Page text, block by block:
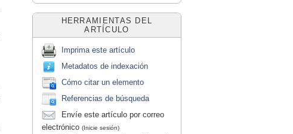
HERRAMIENTAS DEL
ARTÍCULO
Imprima este artículo
Metadatos de indexación
Cómo citar un elemento
Referencias de búsqueda
Envíe este artículo por correo
electrónico (Inicie sesión)